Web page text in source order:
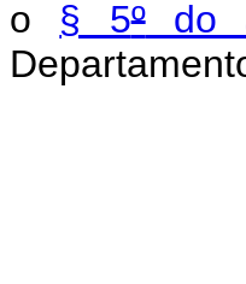
o § 5ºdo